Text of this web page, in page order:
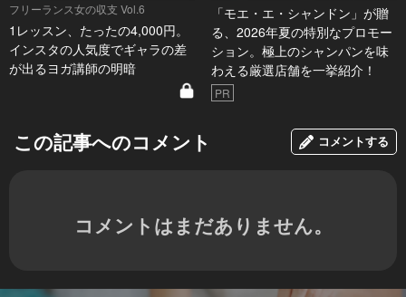
フリーランス女の収支 Vol.6
1レッスン、たったの4,000円。
インスタの人気度でギャラの差
が出るヨガ講師の明暗
「モエ・エ・シャンドン」が贈
る、2026年夏の特別なプロモー
ション。極上のシャンパンを味
わえる厳選店舗を一挙紹介！
PR
この記事へのコメント コメントする
コメントはまだありません。